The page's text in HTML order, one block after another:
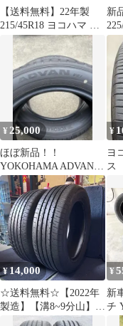
【送料無料】22年製
215/45R18 ヨコハマ ブ
ルーアース ES32 4本
新
プ
ポ
¥ 25,000
ほぼ新品！！
YOKOHAMA ADVAN
V61 18インチ サマータ
イヤ２本
¥
ヨ
ス
¥14,000
☆送料無料☆【2022年
製造】【溝8~9分山】
YOKOHAMA BluEarth-
¥
新
チ